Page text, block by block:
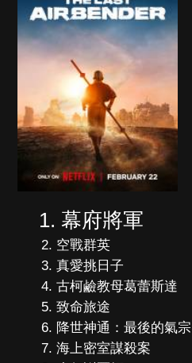
幕府將軍
空戰群英
真愛挑日子
古柯鹼教母葛蕾斯達
致命旅途
降世神通：最後的氣宗
海上密室謀殺案